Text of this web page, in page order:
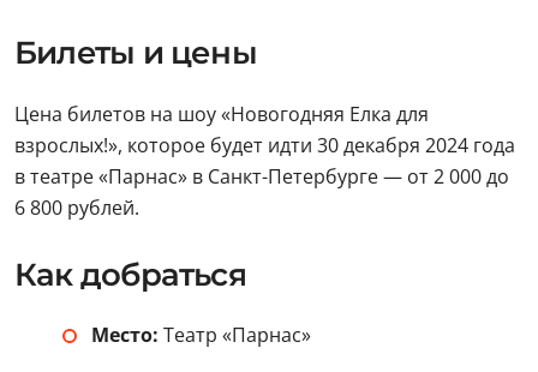
Билеты и цены
Цена билетов на шоу «Новогодняя Елка для
взрослых!», которое будет идти 30 декабря 2024 года
в театре «Парнас» в Санкт-Петербурге — от 2 000 до
6 800 рублей.
Как добраться
Место: Театр «Парнас»